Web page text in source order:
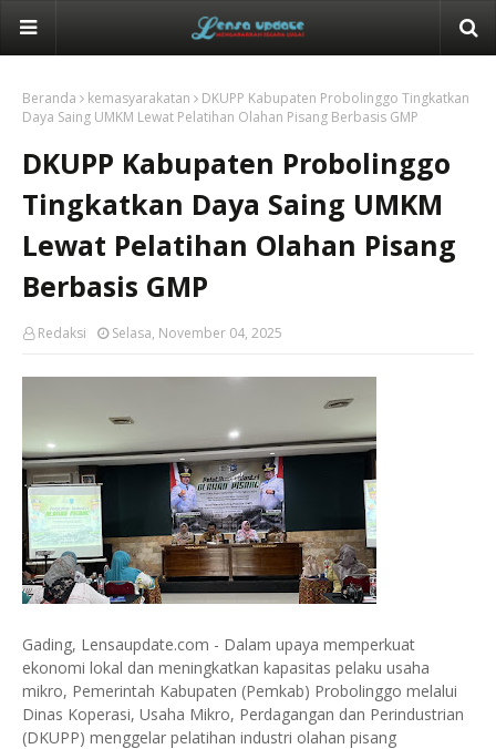
Beranda kemasyarakatan
DKUPP Kabupaten Probolinggo Tingkatkan
Daya Saing UMKM Lewat Pelatihan Olahan Pisang Berbasis GMP
DKUPP Kabupaten Probolinggo
Tingkatkan Daya Saing UMKM
Lewat Pelatihan Olahan Pisang
Berbasis GMP
Redaksi Selasa, November 04, 2025
Gading, Lensaupdate.com - Dalam upaya memperkuat
ekonomi lokal dan meningkatkan kapasitas pelaku usaha
mikro, Pemerintah Kabupaten (Pemkab) Probolinggo melalui
Dinas Koperasi, Usaha Mikro, Perdagangan dan Perindustrian
(DKUPP) menggelar pelatihan industri olahan pisang